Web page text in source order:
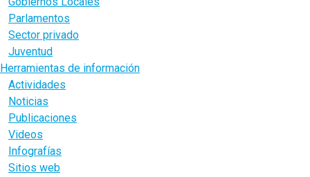
Parlamentos
Sector privado
Juventud
Herramientas de información
Actividades
Noticias
Publicaciones
Videos
Infografías
Sitios web